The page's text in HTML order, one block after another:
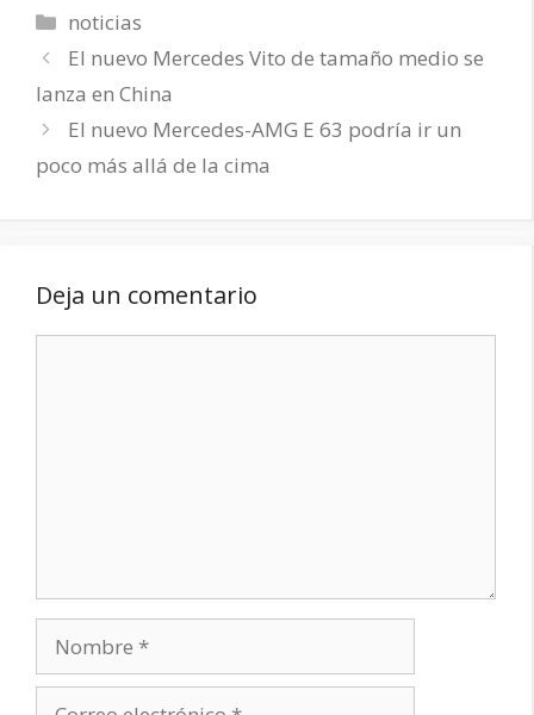
Categorías
noticias
El nuevo Mercedes Vito de tamaño medio se
lanza en China
El nuevo Mercedes-AMG E 63 podría ir un
poco más allá de la cima
Deja un comentario